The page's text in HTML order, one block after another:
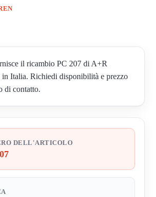
il ricambio PC 207 di A+R
Italia. Richiedi disponibilità e prezzo
di contatto.
DELL'ARTICOLO